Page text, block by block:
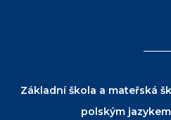
Základní škola a mateřská
polským